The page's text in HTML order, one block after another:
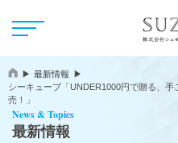
最新情報
シーキューブ「UNDER1000円で贈る、
売！」
News & Topics
最新情報